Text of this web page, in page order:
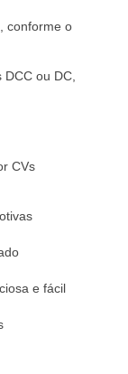
conforme o
DCC ou DC,
CVs
e fácil